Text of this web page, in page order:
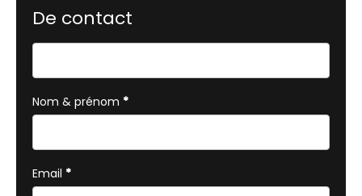
De contact
simple
avec
téléphone
Nom & prénom *
Email *